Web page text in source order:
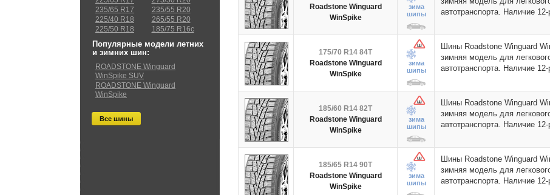
235/65 R17
225/40 R18
225/50 R18
235/55 R20
265/55 R20
185/75 R16c
Популярные модели летних
и зимних шин:
ROADSTONE Winguard
WinSpike SUV
ROADSTONE Winguard
WinSpike
Все шины
Roadstone Winguard
WinSpike
зима
шипы
автотранспорта. Наличие
175/70 R14 84T
Roadstone Winguard
WinSpike
зима
шипы
Шины Roadstone Winguard
зимняя модель для
автотранспорта. Наличие
185/60 R14 82T
Roadstone Winguard
WinSpike
зима
шипы
Шины Roadstone Winguard
зимняя модель для
автотранспорта. Наличие
185/65 R14 90T
Roadstone Winguard
WinSpike
зима
шипы
Шины Roadstone Winguard
зимняя модель для
автотранспорта. Наличие